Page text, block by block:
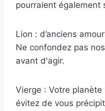
pourraient également
Lion : d’anciens
Ne confondez pas
avant d'agir.
Vierge : Votre
évitez de vous